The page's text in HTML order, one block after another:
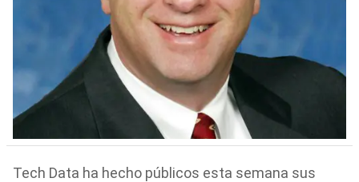
Tech Data ha hecho públicos esta semana sus